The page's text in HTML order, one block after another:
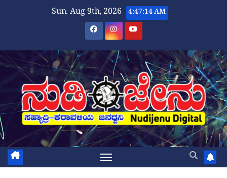
Sun. Aug 9th, 2026 4:47:14 AM